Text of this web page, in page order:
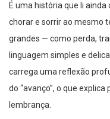
chorar e sorrir ao mesmo
grandes — como perda,
linguagem simples e
carrega uma reflexão
do “avanço”, o que
lembrança.